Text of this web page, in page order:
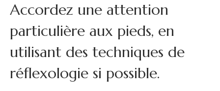
Accordez une attention
particulière aux pieds, en
utilisant des techniques de
réflexologie si possible.